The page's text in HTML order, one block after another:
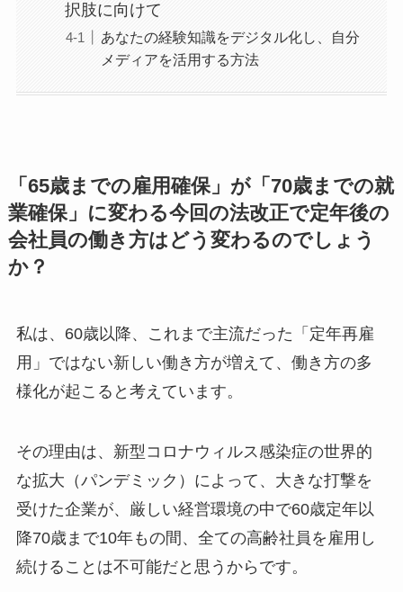
択肢に向けて
あなたの経験知識をデジタル化し、自分
メディアを活用する方法
「65歳までの雇用確保」が「70歳までの就
業確保」に変わる今回の法改正で定年後の
会社員の働き方はどう変わるのでしょう
か？
私は、60歳以降、これまで主流だった「定年再雇
用」ではない新しい働き方が増えて、働き方の多
様化が起こると考えています。
その理由は、新型コロナウィルス感染症の世界的
な拡大（パンデミック）によって、大きな打撃を
受けた企業が、厳しい経営環境の中で60歳定年以
降70歳まで10年もの間、全ての高齢社員を雇用し
続けることは不可能だと思うからです。